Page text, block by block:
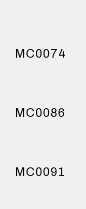
MC0074
MC0086
MC0091